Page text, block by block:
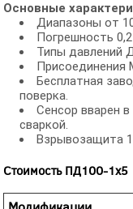
Основные
Диапазоны от
Погрешность
Типы давлений
Присоединения
Бесплатная
поверка.
Сенсор вварен
сваркой.
Взрывозащита 1
Стоимость ПД100-1х5